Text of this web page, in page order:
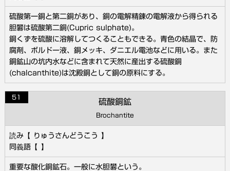
硫酸第一銅と第二銅があり、銅の電解精錬の電解液から得られる
胆礬は硫酸第二銅(Cupric sulphate)。
銅くずを硫酸に溶解してつくることもできる。青色の結晶で、防
腐剤、ボルドー液、銅メッキ、ダニエル電池などに用いる。また
銅鉱山の坑内水などに含まれて天然に産出する硫酸銅
(chalcanthite)は沈殿銅として銅の原料にする。
51
硫酸銅鉱
Brochantite
りゅうさんどうこう
重要な酸化銅鉱石。一般に水胆礬という。